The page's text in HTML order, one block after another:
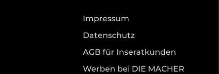
Impressum
Datenschutz
AGB für Inseratkunden
Werben bei DIE MACHER